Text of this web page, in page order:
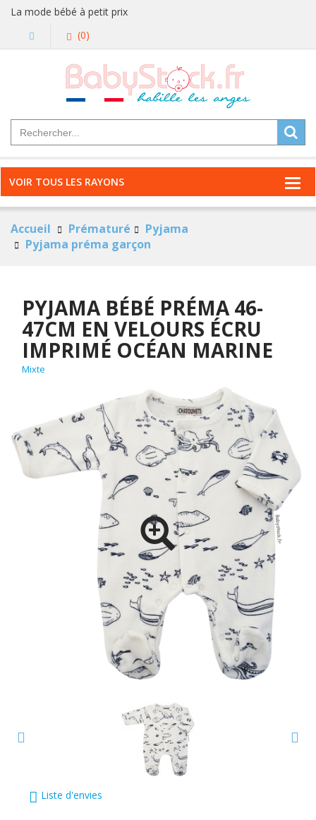
La mode bébé à petit prix
(0)
VOIR TOUS LES RAYONS
Accueil Prématuré
Pyjama
Pyjama préma garçon
PYJAMA BÉBÉ PRÉMA 46-
47CM EN VELOURS ÉCRU
IMPRIMÉ OCÉAN MARINE
Mixte
Liste d'envies